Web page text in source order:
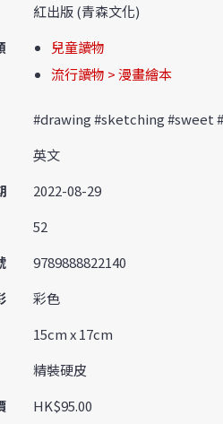
紅出版 (青森文化)
兒童讀物
流行讀物 > 漫畫繪本
#drawing #sketching #sweet
英文
2022-08-29
52
9789888822140
彩色
15cm x 17cm
精裝硬皮
HK$95.00